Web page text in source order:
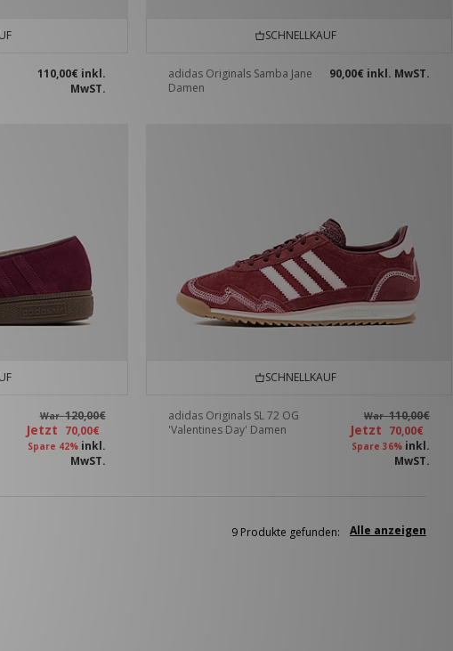
110,00€ inkl.
MwST.
SCHNELLKAUF
adidas Originals Samba Jane
Damen
90,00€ inkl. MwST.
War120,00€
Jetzt 70,00€
Spare 42% inkl.
MwST.
SCHNELLKAUF
adidas Originals SL 72 OG
'Valentines Day' Damen
War110,00€
Jetzt 70,00€
Spare 36% inkl.
MwST.
Alle anzeigen
9 Produkte gefunden: